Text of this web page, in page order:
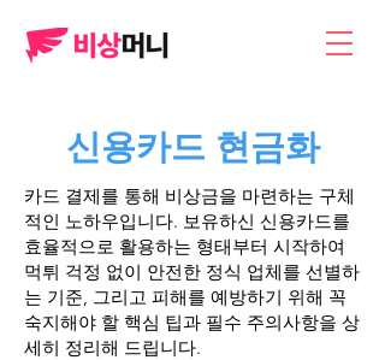
​신용카드 현금화
카드 결제를 통해 비상금을 마련하는 구체
적인 노하우입니다. 보유하신 신용카드를
효율적으로 활용하는 형태부터 시작하여
먹튀 걱정 없이 안전한 정식 업체를 선별하
는 기준, 그리고 피해를 예방하기 위해 꼭
숙지해야 할 핵심 팁과 필수 주의사항을 상
세히 정리해 드립니다.